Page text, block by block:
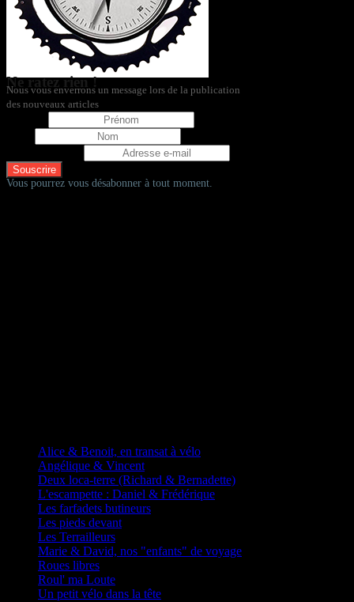
Ne ratez rien !
Nous vous enverrons un message lors de la publication
des nouveaux articles
Vous pourrez vous désabonner à tout moment.
Alice & Benoit, en transat à vélo
Angélique & Vincent
Deux loca-terre (Richard & Bernadette)
L'escampette : Daniel & Frédérique
Les farfadets butineurs
Les pieds devant
Les Terrailleurs
Marie & David, nos "enfants" de voyage
Roues libres
Roul' ma Loute
Un petit vélo dans la tête